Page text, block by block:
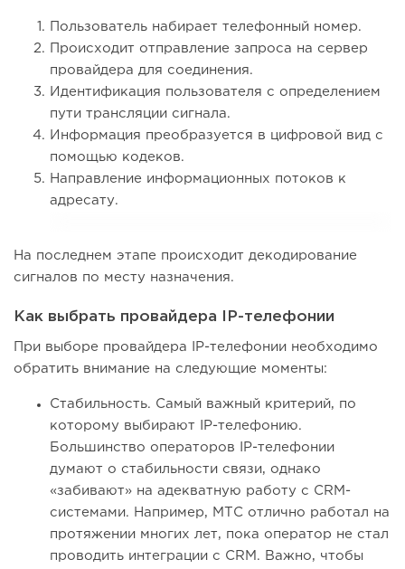
Пользователь набирает телефонный номер.
Происходит отправление запроса на сервер
провайдера для соединения.
Идентификация пользователя с определением
пути трансляции сигнала.
Информация преобразуется в цифровой вид с
помощью кодеков.
Направление информационных потоков к
адресату.
На последнем этапе происходит декодирование
сигналов по месту назначения.
Как выбрать провайдера IP-телефонии
При выборе провайдера IP-телефонии необходимо
обратить внимание на следующие моменты:
Стабильность. Самый важный критерий, по
которому выбирают IP-телефонию.
Большинство операторов IP-телефонии
думают о стабильности связи, однако
«забивают» на адекватную работу с CRM-
системами. Например, МТС отлично работал на
протяжении многих лет, пока оператор не стал
проводить интеграции с CRM. Важно, чтобы